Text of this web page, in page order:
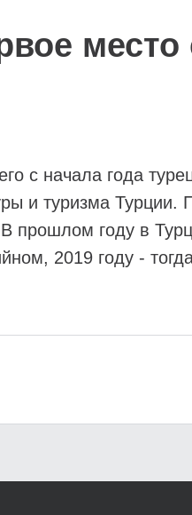
место
с начала года
и туризма Турции.
прошлом году в
2019 году -